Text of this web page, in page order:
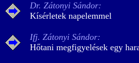
Dr. Zátonyi Sándor:
Kísérletek napelemmel
Ifj. Zátonyi Sándor:
Hőtani megfigyelések egy